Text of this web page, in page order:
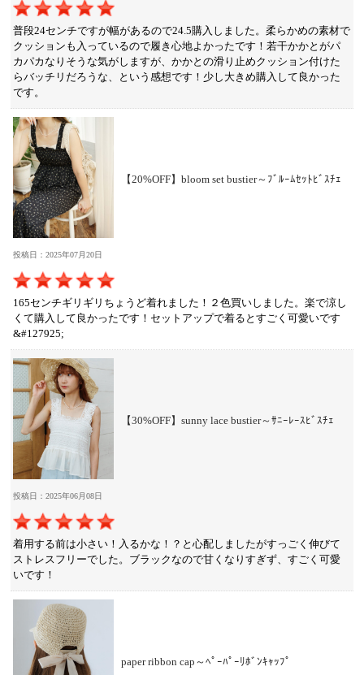
普段24センチですが幅があるので24.5購入しました。柔らかめの素材で
クッションも入っているので履き心地よかったです！若干かかとがパ
カパカなりそうな気がしますが、かかとの滑り止めクッション付けた
らバッチリだろうな、という感想です！少し大きめ購入して良かった
です。
【20%OFF】bloom set bustier～ﾌﾞﾙｰﾑｾｯﾄﾋﾞｽﾁｪ
投稿日：2025年07月20日
165センチギリギリちょうど着れました！２色買いしました。楽で涼し
くて購入して良かったです！セットアップで着るとすごく可愛いです
&#127925;
【30%OFF】sunny lace bustier～ｻﾆｰﾚｰｽﾋﾞｽﾁｪ
投稿日：2025年06月08日
着用する前は小さい！入るかな！？と心配しましたがすっごく伸びて
ストレスフリーでした。ブラックなので甘くなりすぎず、すごく可愛
いです！
paper ribbon cap～ﾍﾟｰﾊﾟｰﾘﾎﾞﾝｷｬｯﾌﾟ